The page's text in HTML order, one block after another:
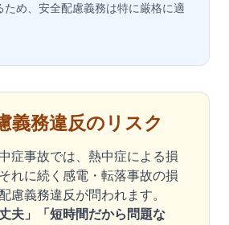
ため、安全配慮義務は特に厳格に適
義務違反のリスク
症事故では、熱中症による損
れに続く感電・転落事故の損
慮義務違反が問われます。
夫」「短時間だから問題な